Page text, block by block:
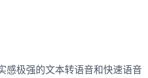
感极强的文本转语音和快速语音